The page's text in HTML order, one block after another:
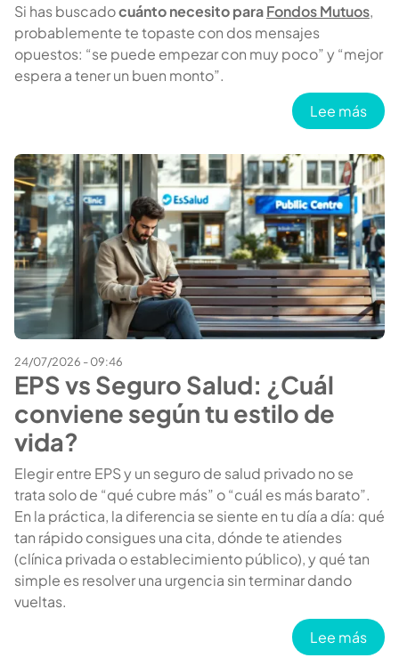
Si has buscadocuánto necesito paraFondos Mutuos,
probablemente te topaste con dos mensajes
opuestos: “se puede empezar con muy poco” y “mejor
espera a tener un buen monto”.
Lee más
24/07/2026 - 09:46
EPS vs Seguro Salud: ¿Cuál
conviene según tu estilo de
vida?
Elegir entre EPS y un seguro de salud privado no se
trata solo de “qué cubre más” o “cuál es más barato”.
En la práctica, la diferencia se siente en tu día a día: qué
tan rápido consigues una cita, dónde te atiendes
(clínica privada o establecimiento público), y qué tan
simple es resolver una urgencia sin terminar dando
vueltas.
Lee más